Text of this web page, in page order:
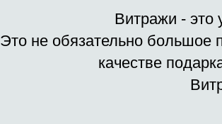
Витражи - это
Это не обязательно большое
качестве